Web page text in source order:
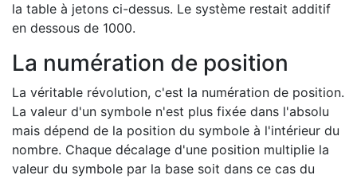
la table à jetons ci-dessus. Le système restait additif
en dessous de 1000.
La numération de position
La véritable révolution, c'est la numération de position.
La valeur d'un symbole n'est plus fixée dans l'absolu
mais dépend de la position du symbole à l'intérieur du
nombre. Chaque décalage d'une position multiplie la
valeur du symbole par la base soit dans ce cas du